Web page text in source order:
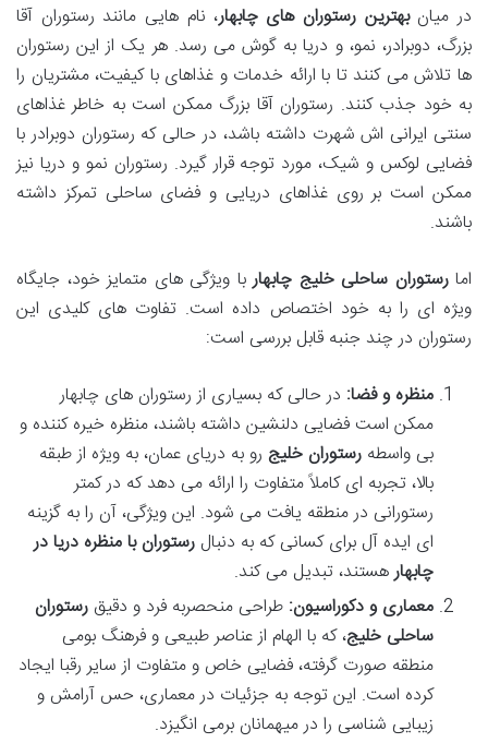
در میانبهترین رستوران های چابهار، نام هایی مانند رستوران آقا
بزرگ، دوبرادر، نمو، و دریا به گوش می رسد. هر یک از این رستوران
ها تلاش می کنند تا با ارائه خدمات و غذاهای با کیفیت، مشتریان را
به خود جذب کنند. رستوران آقا بزرگ ممکن است به خاطر غذاهای
سنتی ایرانی اش شهرت داشته باشد، در حالی که رستوران دوبرادر با
فضایی لوکس و شیک، مورد توجه قرار گیرد. رستوران نمو و دریا نیز
ممکن است بر روی غذاهای دریایی و فضای ساحلی تمرکز داشته
باشند.
امارستوران ساحلی خلیج چابهاربا ویژگی های متمایز خود، جایگاه
ویژه ای را به خود اختصاص داده است. تفاوت های کلیدی این
رستوران در چند جنبه قابل بررسی است:
منظره و فضا: در حالی که بسیاری از رستوران های چابهار
ممکن است فضایی دلنشین داشته باشند، منظره خیره کننده و
بی واسطه رستوران خلیج رو به دریای عمان، به ویژه از طبقه
بالا، تجربه ای کاملاً متفاوت را ارائه می دهد که در کمتر
رستورانی در منطقه یافت می شود. این ویژگی، آن را به گزینه
ای ایده آل برای کسانی که به دنبال رستوران با منظره دریا در
چابهارهستند، تبدیل می کند.
معماری و دکوراسیون: طراحی منحصربه فرد و دقیق رستوران
ساحلی خلیج، که با الهام از عناصر طبیعی و فرهنگ بومی
منطقه صورت گرفته، فضایی خاص و متفاوت از سایر رقبا ایجاد
کرده است. این توجه به جزئیات در معماری، حس آرامش و
زیبایی شناسی را در میهمانان برمی انگیزد.